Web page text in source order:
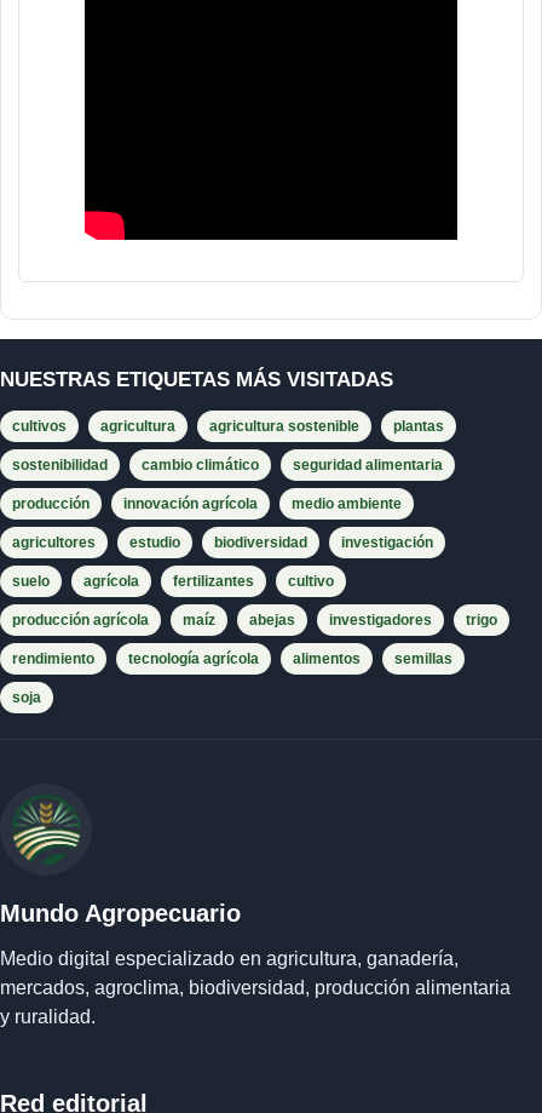
NUESTRAS ETIQUETAS MÁS VISITADAS
cultivos agricultura agricultura sostenible plantas
sostenibilidad cambio climático seguridad alimentaria
producción innovación agrícola medio ambiente
agricultores estudio biodiversidad investigación
suelo agrícola fertilizantes cultivo
producción agrícola maíz abejas investigadores trigo
rendimiento tecnología agrícola alimentos semillas
soja
Mundo Agropecuario
Medio digital especializado en agricultura, ganadería,
mercados, agroclima, biodiversidad, producción alimentaria
y ruralidad.
Red editorial